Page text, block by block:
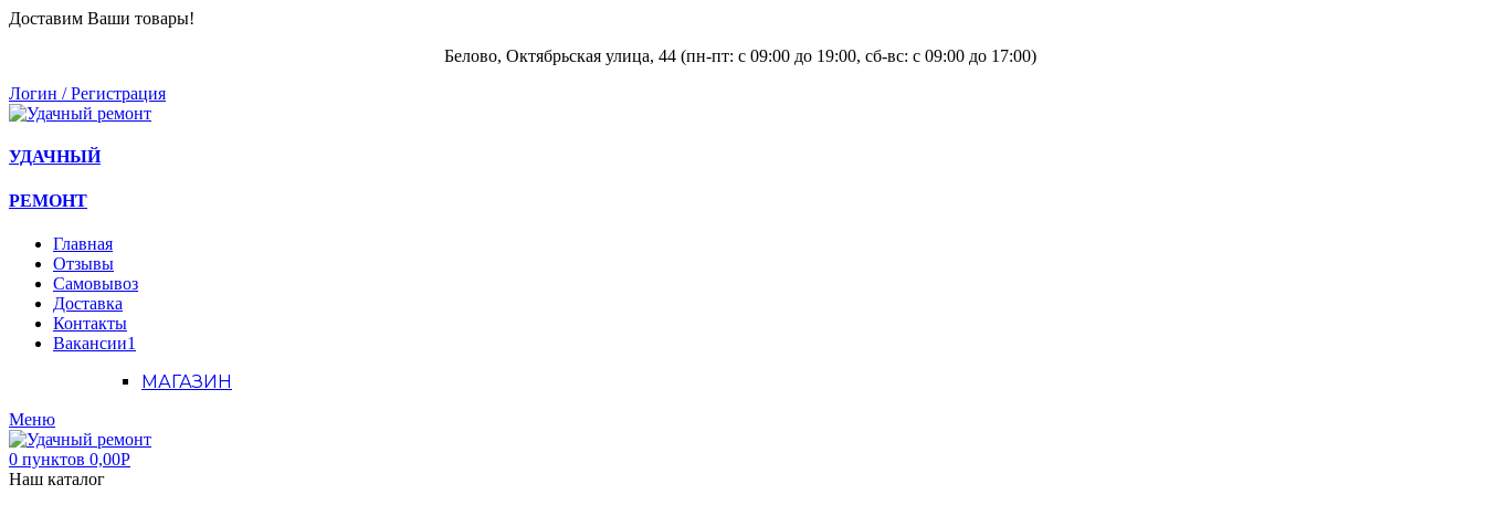
Доставим Ваши товары!
Белово, Октябрьская улица, 44 (пн-пт: с 09:00 до 19:00, сб-вс: с 09:00 до 17:00)
Логин / Регистрация
УДАЧНЫЙ
РЕМОНТ
Главная
Отзывы
Самовывоз
Доставка
Контакты
Вакансии1
МАГАЗИН
Меню
0 пунктов 0,00Р
Наш каталог